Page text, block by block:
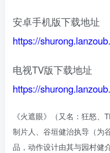
安卓手机版下载地址
https://
电视TV版下载地址
https://
《火遮眼》（又名：狂怒、
制片人、谷垣健治执导（为
品，动作设计由其与园村健